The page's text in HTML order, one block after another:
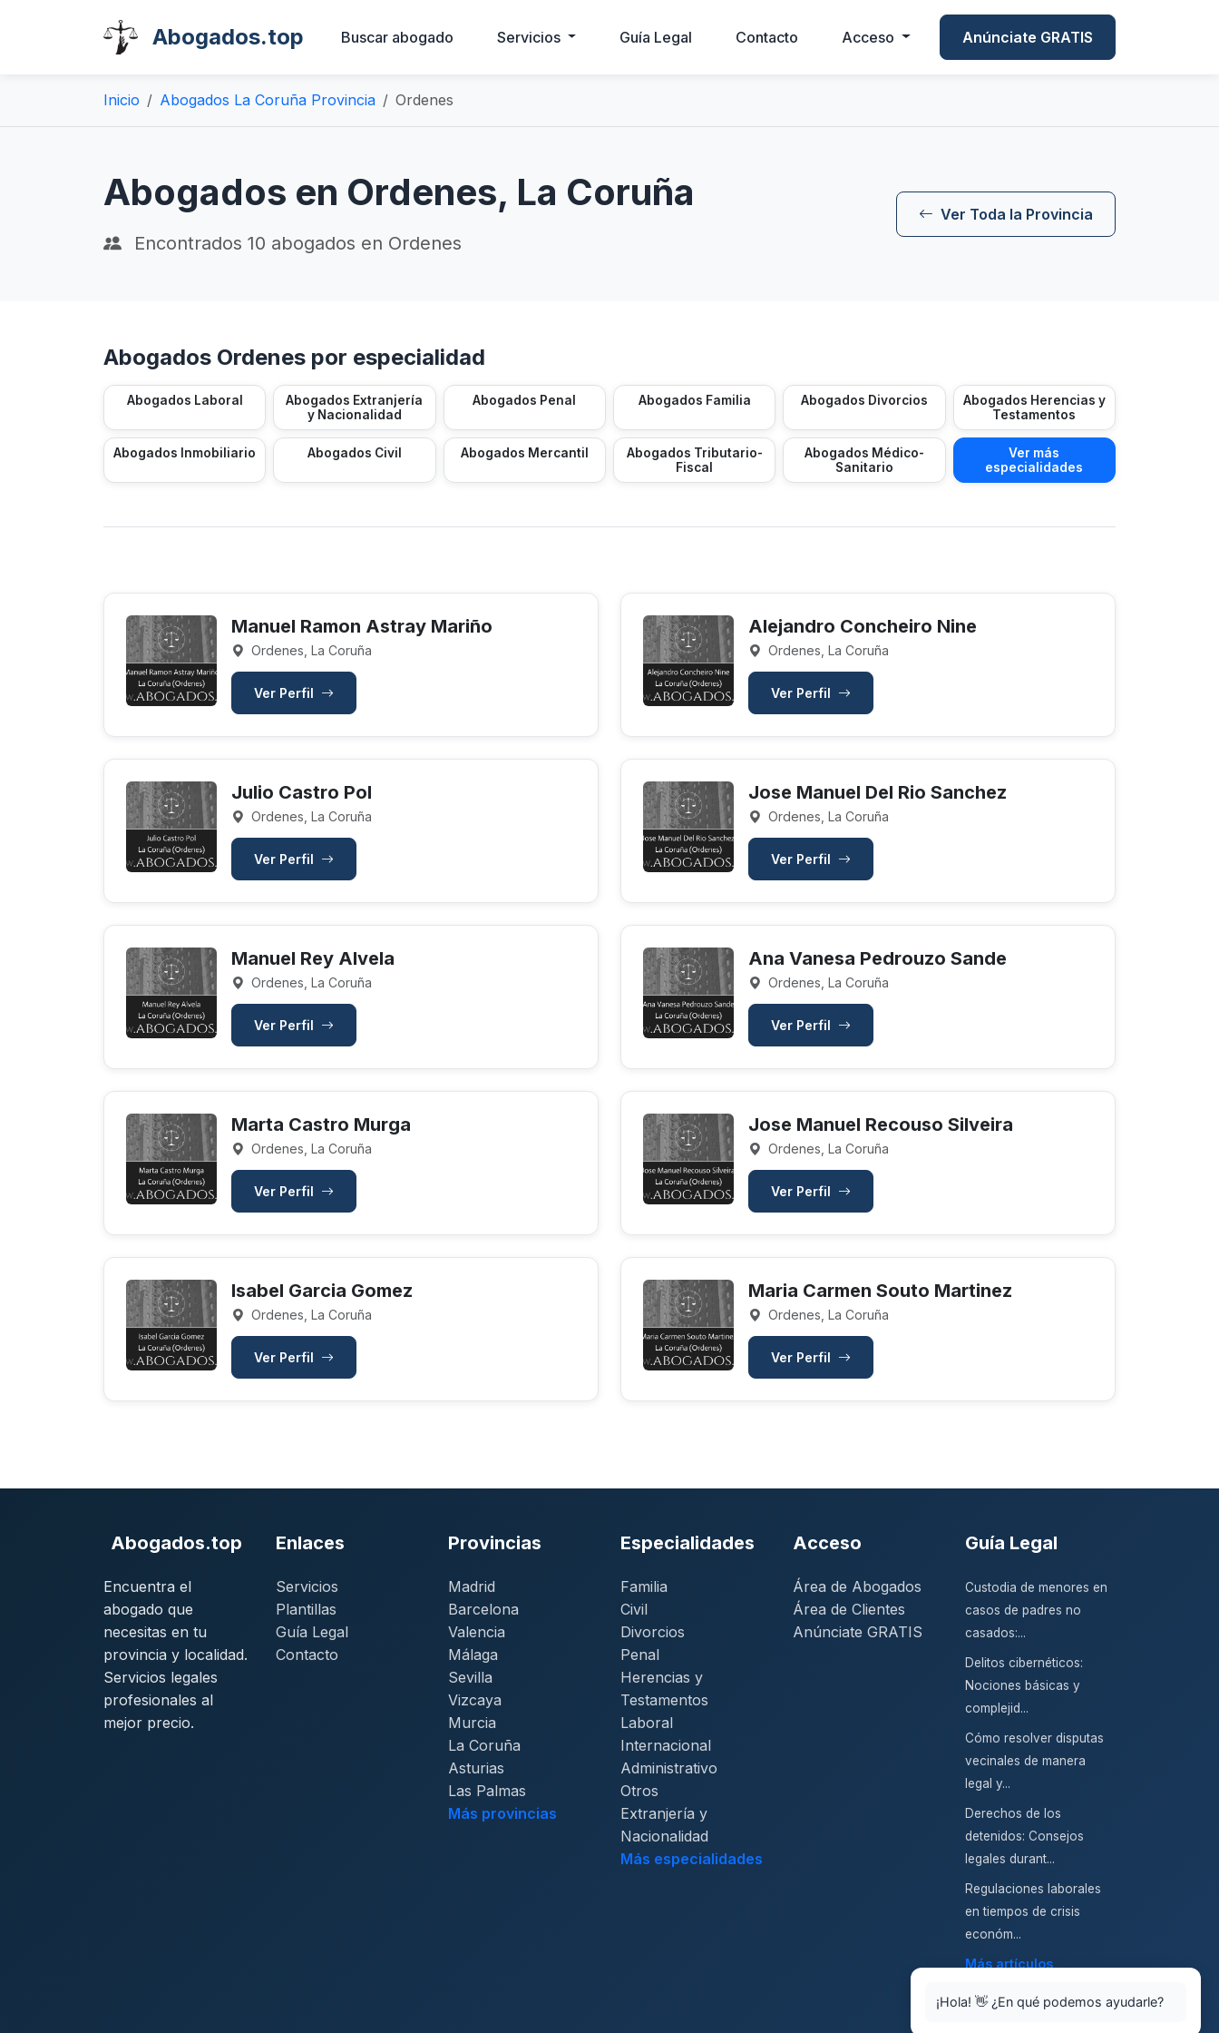
Abogados.top Buscar abogado Servicios Guía Legal Contacto Acceso Anúnciate GRATIS
Inicio Abogados La Coruña Provincia Ordenes
Abogados en Ordenes, La Coruña
Encontrados 10 abogados en Ordenes
Ver Toda la Provincia
Abogados Ordenes por especialidad
Abogados Laboral
Abogados Extranjería
y Nacionalidad
Abogados Penal Abogados Familia Abogados Divorcios
Abogados Herencias y
Testamentos
Abogados Inmobiliario Abogados Civil Abogados Mercantil
Abogados Tributario-
Fiscal
Abogados Médico-
Sanitario
Ver más
especialidades
Manuel Ramon Astray Mariño
Ordenes, La Coruña
Ver Perfil
Alejandro Concheiro Nine
Ordenes, La Coruña
Ver Perfil
Julio Castro Pol
Ordenes, La Coruña
Ver Perfil
Jose Manuel Del Rio Sanchez
Ordenes, La Coruña
Ver Perfil
Manuel Rey Alvela
Ordenes, La Coruña
Ver Perfil
Ana Vanesa Pedrouzo Sande
Ordenes, La Coruña
Ver Perfil
Marta Castro Murga
Ordenes, La Coruña
Ver Perfil
Jose Manuel Recouso Silveira
Ordenes, La Coruña
Ver Perfil
Isabel Garcia Gomez
Ordenes, La Coruña
Ver Perfil
Maria Carmen Souto Martinez
Ordenes, La Coruña
Ver Perfil
Abogados.top
Encuentra el
abogado que
necesitas en tu
provincia y localidad.
Servicios legales
profesionales al
mejor precio.
Enlaces
Servicios
Plantillas
Guía Legal
Contacto
Provincias
Madrid
Barcelona
Valencia
Málaga
Sevilla
Vizcaya
Murcia
La Coruña
Asturias
Las Palmas
Más provincias
Especialidades
Familia
Civil
Divorcios
Penal
Herencias y
Testamentos
Laboral
Internacional
Administrativo
Otros
Extranjería y
Nacionalidad
Más especialidades
Acceso
Área de Abogados
Área de Clientes
Anúnciate GRATIS
Guía Legal
Custodia de menores en
casos de padres no
casados:...
Delitos cibernéticos:
Nociones básicas y
complejid...
Cómo resolver disputas
vecinales de manera
legal y...
Derechos de los
detenidos: Consejos
legales durant...
Regulaciones laborales
en tiempos de crisis
económ...
Más artículos
¡Hola! 👋 ¿En qué podemos ayudarle?